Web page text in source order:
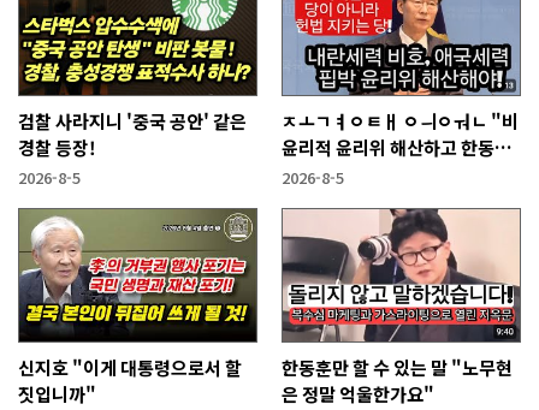
검찰 사라지니 '중국 공안' 같은
경찰 등장!
2026-8-5
ㅈㅗㄱㅕㅇㅌㅐ ㅇㅢㅇㅝㄴ "비
윤리적 윤리위 해산하고 한동훈
복당 시켜야"
2026-8-5
신지호 "이게 대통령으로서 할
짓입니까"
한동훈만 할 수 있는 말 "노무현
은 정말 억울한가요"